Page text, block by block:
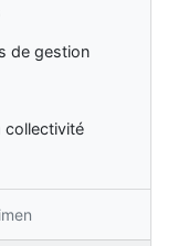
de gestion
collectivité